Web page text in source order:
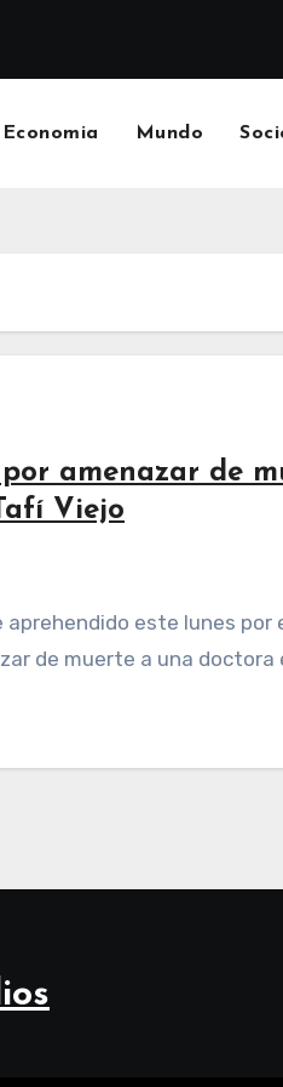
Economia Mundo
amenazar de
Viejo
de muerte a una doctora